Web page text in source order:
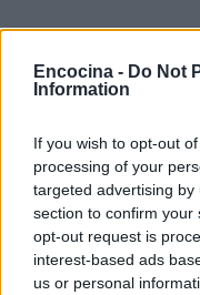
Encocina - Do Not
Information
If you wish to opt-out
processing of your
targeted advertising
section to confirm your
opt-out request is
interest-based ads
us or personal